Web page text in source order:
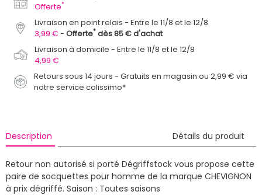
Offerte*
Livraison en point relais
Entre le 11/8 et le 12/8
3,99 €
Offerte* dès 85 € d'achat
Livraison à domicile
Entre le 11/8 et le 12/8
4,99 €
Retours sous 14 jours - Gratuits en magasin ou 2,99 € via
notre service colissimo*
Description Détails du produit
Retour non autorisé si porté Dégriffstock vous propose cette
paire de socquettes pour homme de la marque CHEVIGNON
à prix dégriffé. Saison : Toutes saisons